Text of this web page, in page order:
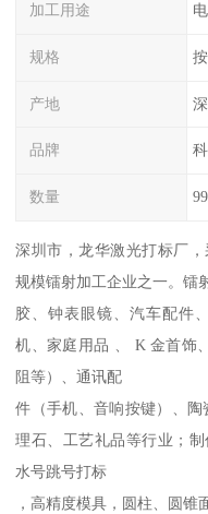
加工用途
规格
产地
品牌
数量
深圳市，龙华激光打标厂
规模镭射加工企业之一。镭
胶、钟表眼镜、汽车配件
机、家庭用品 、 K 金首饰
阻等）、通讯配
件（手机、音响按键）、
理石、工艺礼品等行业；
水号跳号打标
，高精度模具，圆柱、圆锥